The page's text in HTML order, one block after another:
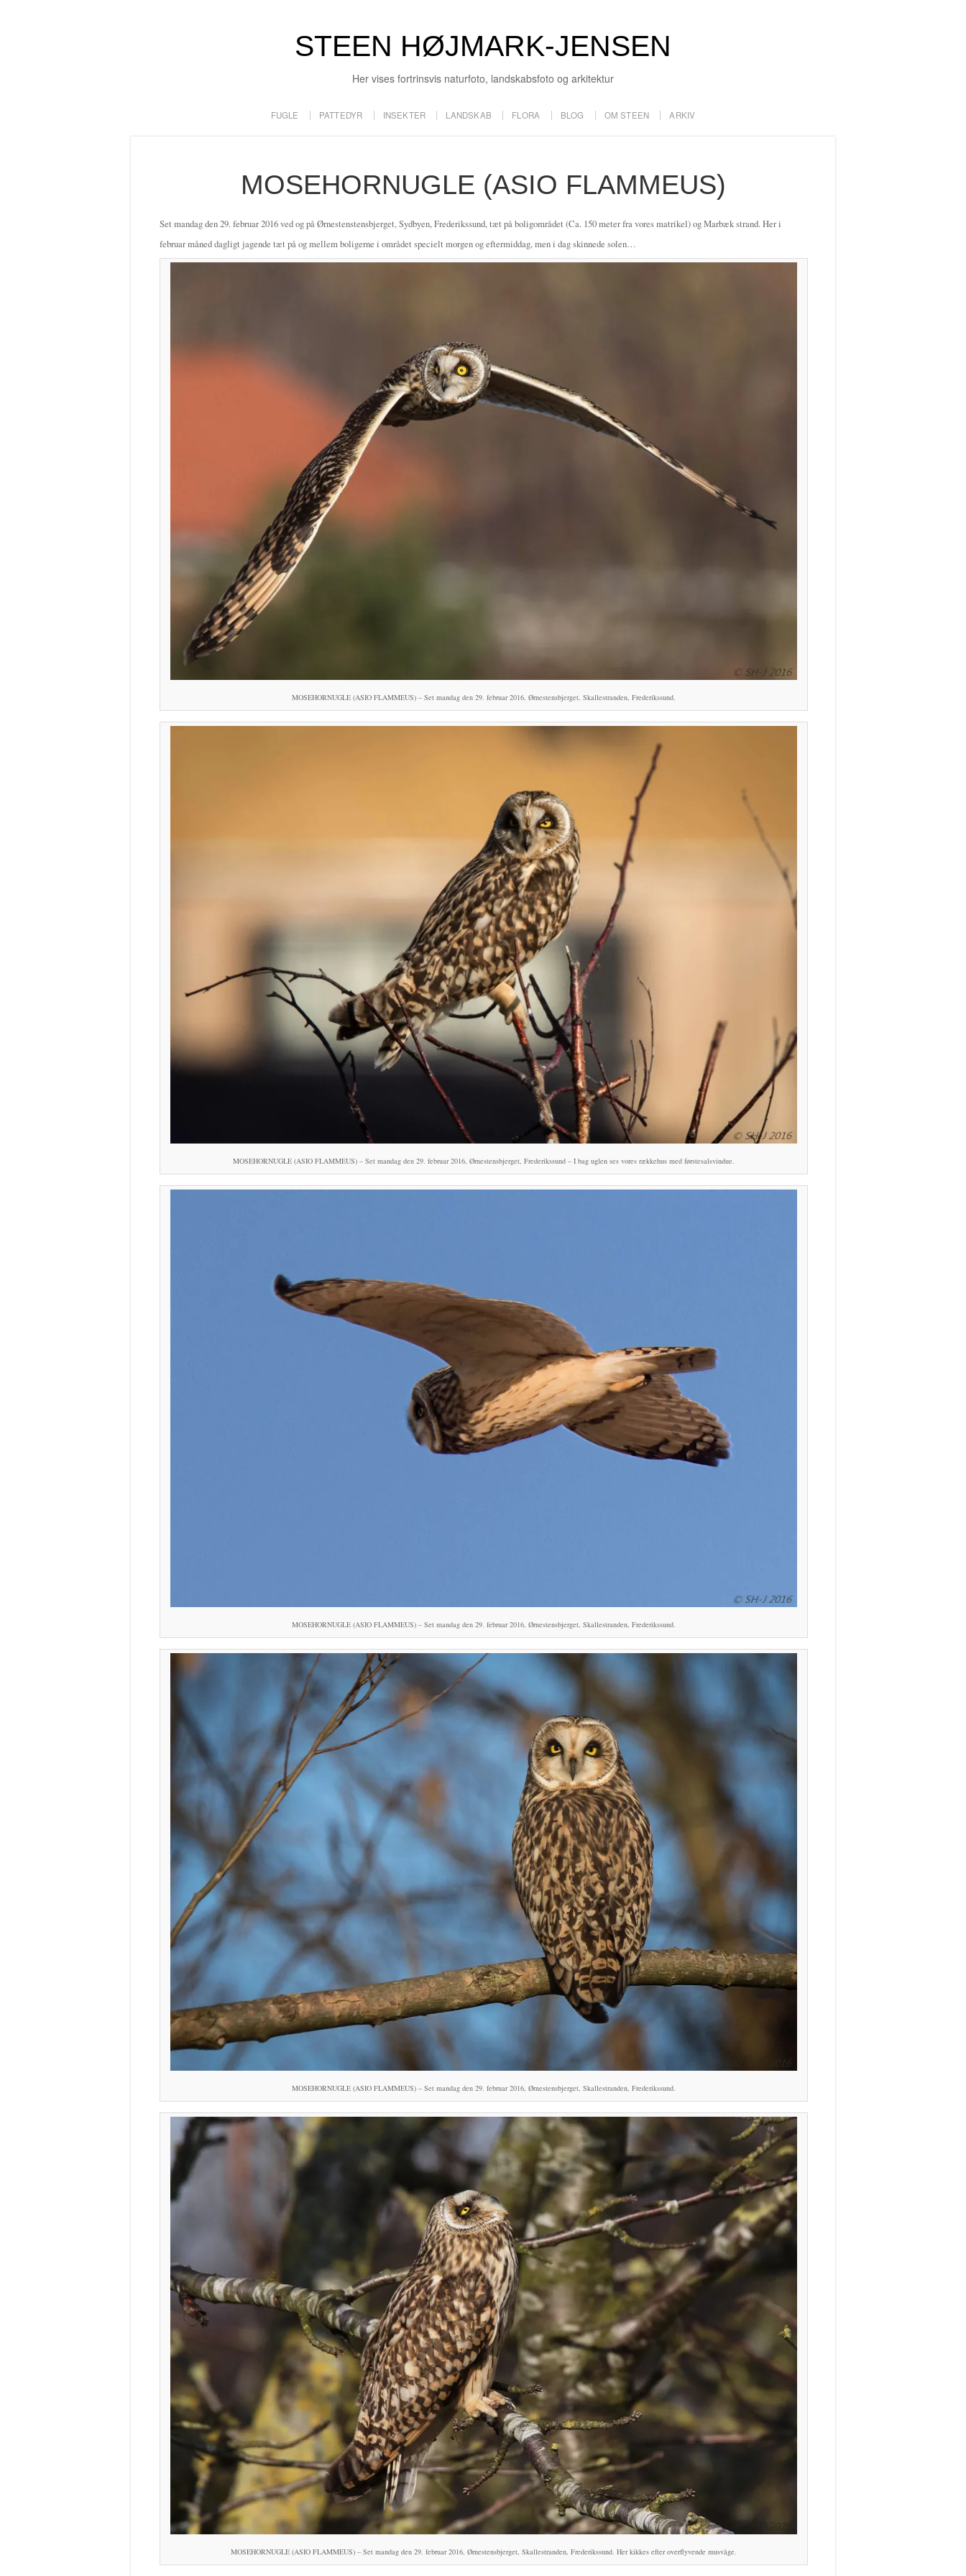
STEEN HØJMARK-JENSEN
Her vises fortrinsvis naturfoto, landskabsfoto og arkitektur
FUGLE PATTEDYR INSEKTER LANDSKAB FLORA BLOG OM STEEN ARKIV
MOSEHORNUGLE (ASIO FLAMMEUS)
Set mandag den 29. februar 2016 ved og på Ørnestenstensbjerget, Sydbyen, Frederikssund, tæt på boligområdet (Ca. 150 meter fra vores matrikel) og Marbæk strand. Her i
februar måned dagligt jagende tæt på og mellem boligerne i området specielt morgen og eftermiddag, men i dag skinnede solen…
MOSEHORNUGLE (ASIO FLAMMEUS) – Set mandag den 29. februar 2016, Ørnestensbjerget, Skallestranden, Frederikssund.
MOSEHORNUGLE (ASIO FLAMMEUS) – Set mandag den 29. februar 2016, Ørnestensbjerget, Frederikssund – I bag uglen ses vores rækkehus med førstesalsvindue.
MOSEHORNUGLE (ASIO FLAMMEUS) – Set mandag den 29. februar 2016, Ørnestensbjerget, Skallestranden, Frederikssund.
MOSEHORNUGLE (ASIO FLAMMEUS) – Set mandag den 29. februar 2016, Ørnestensbjerget, Skallestranden, Frederikssund.
MOSEHORNUGLE (ASIO FLAMMEUS) – Set mandag den 29. februar 2016, Ørnestensbjerget, Skallestranden, Frederikssund. Her kikkes efter overflyvende musvåge.